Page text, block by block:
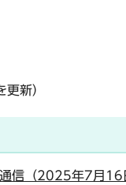
新）
信（2025年7月16